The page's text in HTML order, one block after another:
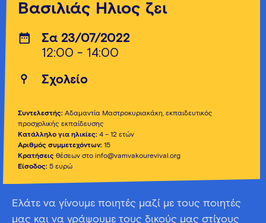
Βασιλιάς Ήλιος ζει
Σα 23/07/2022
12:00 - 14:00
Σχολείο
Συντελεστής: Αδαμαντία Μαστροκυριακάκη, εκπαιδευτικός
προσχολικής εκπαίδευσης
Κατάλληλο για ηλικίες: 4 – 12 ετών
Αριθμός συμμετεχόντων: 15
Κρατήσεις θέσεων στο info@vamvakourevival.org
Είσοδος: 5 ευρώ
Ελάτε να γίνουμε ποιητές μαζί με τους ποιητές
μας και να γράψουμε τους δικούς μας στίχους